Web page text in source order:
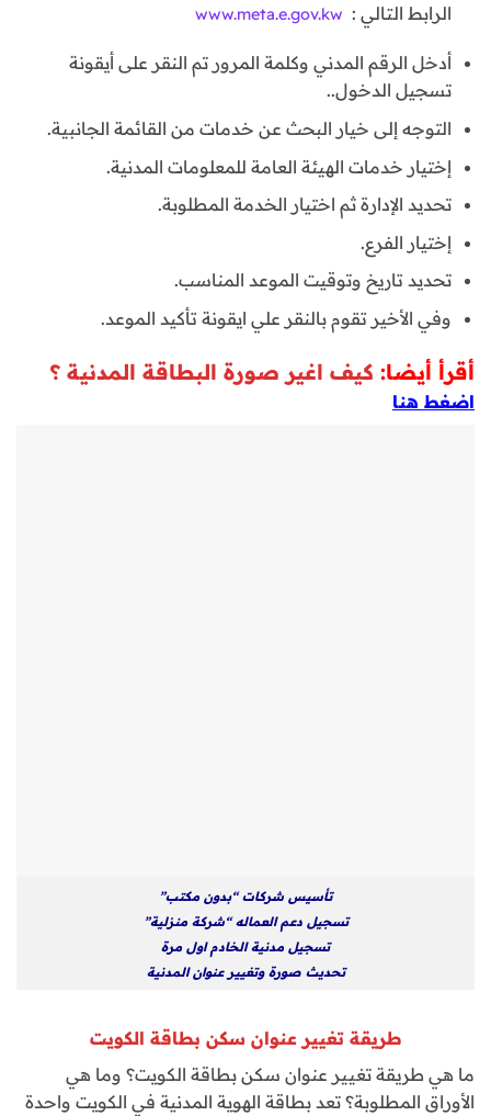
الرابط التالي : www.meta.e.gov.kw
أدخل الرقم المدني وكلمة المرور تم النقر على أيقونة
تسجيل الدخول..
التوجه إلى خيار البحث عن خدمات من القائمة الجانبية.
إختيار خدمات الهيئة العامة للمعلومات المدنية.
تحديد الإدارة ثم اختيار الخدمة المطلوبة.
إختيار الفرع.
تحديد تاريخ وتوقيت الموعد المناسب.
وفي الأخير تقوم بالنقر علي ايقونة تأكيد الموعد.
أقرأ أيضا: كيف اغير صورة البطاقة المدنية ؟
اضغط هنا
تأسيس شركات “بدون مكتب”
تسجيل دعم العماله “شركة منزلية”
تسجيل مدنية الخادم اول مرة
تحديث صورة وتغيير عنوان المدنية
طريقة تغيير عنوان سكن بطاقة الكويت
ما هي طريقة تغيير عنوان سكن بطاقة الكويت؟ وما هي
الأوراق المطلوبة؟ تعد بطاقة الهوية المدنية في الكويت واحدة